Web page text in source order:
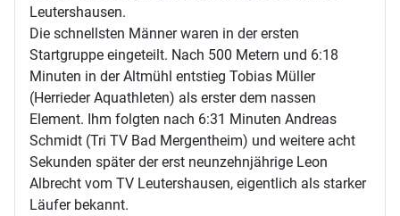
Leutershausen.
Die schnellsten Männer waren in der ersten
Startgruppe eingeteilt. Nach 500 Metern und 6:18
Minuten in der Altmühl entstieg Tobias Müller
(Herrieder Aquathleten) als erster dem nassen
Element. Ihm folgten nach 6:31 Minuten Andreas
Schmidt (Tri TV Bad Mergentheim) und weitere acht
Sekunden später der erst neunzehnjährige Leon
Albrecht vom TV Leutershausen, eigentlich als starker
Läufer bekannt.